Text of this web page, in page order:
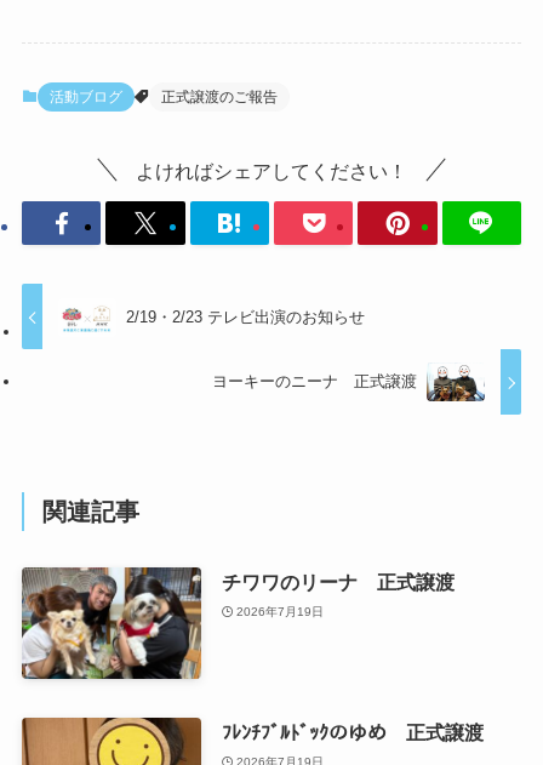
活動ブログ 正式譲渡のご報告
よければシェアしてください！
2/19・2/23 テレビ出演のお知らせ
ヨーキーのニーナ 正式譲渡
関連記事
チワワのリーナ 正式譲渡
2026年7月19日
ﾌﾚﾝﾁﾌﾞﾙﾄﾞｯｸのゆめ 正式譲渡
2026年7月19日